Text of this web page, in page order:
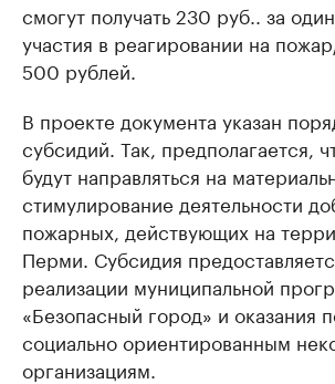
смогут получать 230 руб.. за
участия в реагировании на
500 рублей.
В проекте документа указан
субсидий. Так, предполагается,
будут направляться на
стимулирование деятельности
пожарных, действующих на
Перми. Субсидия
реализации муниципальной
«Безопасный город» и оказания
социально ориентированным
организациям.